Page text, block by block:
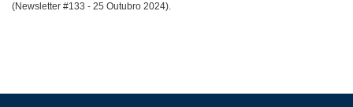
(Newsletter #133 - 25 Outubro 2024).